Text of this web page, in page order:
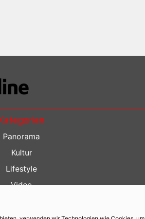
Panorama
Kultur
Lifestyle
Video
Kino Guide